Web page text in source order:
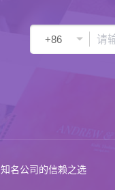
知名公司的信赖之选